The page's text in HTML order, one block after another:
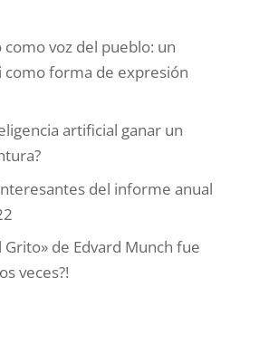
como voz del pueblo: un
como forma de expresión
artificial ganar un
del informe anual
Grito» de Edvard Munch fue
veces?!